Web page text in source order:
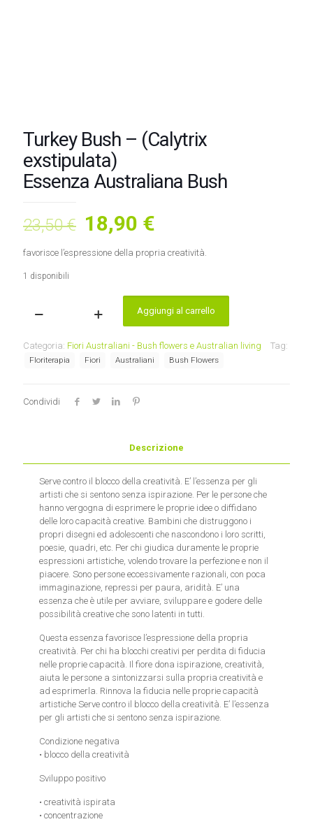
Turkey Bush – (Calytrix
exstipulata)
Essenza Australiana Bush
23,50€ Il
prezzo
originale
23,50 €.
18,90 €
prezzo
18,90 €.
favorisce l’espressione della propria creatività.
1 disponibili
Turkey
-
(Calytrix
Australiana
Aggiungi al carrello
Categoria: Fiori Australiani - Bush flowers e Australian living Tag:
Floriterapia Fiori Australiani Bush Flowers
Condividi
Descrizione
Serve contro il blocco della creatività. E’ l’essenza per gli
artisti che si sentono senza ispirazione. Per le persone che
hanno vergogna di esprimere le proprie idee o diffidano
delle loro capacità creative. Bambini che distruggono i
propri disegni ed adolescenti che nascondono i loro scritti,
poesie, quadri, etc. Per chi giudica duramente le proprie
espressioni artistiche, volendo trovare la perfezione e non il
piacere. Sono persone eccessivamente razionali, con poca
immaginazione, repressi per paura, aridità. E’ una
essenza che è utile per avviare, sviluppare e godere delle
possibilità creative che sono latenti in tutti.
Questa essenza favorisce l’espressione della propria
creatività. Per chi ha blocchi creativi per perdita di fiducia
nelle proprie capacità. Il fiore dona ispirazione, creatività,
aiuta le persone a sintonizzarsi sulla propria creatività e
ad esprimerla. Rinnova la fiducia nelle proprie capacità
artistiche Serve contro il blocco della creatività. E’ l’essenza
per gli artisti che si sentono senza ispirazione.
Condizione negativa
• blocco della creatività
Sviluppo positivo
• creatività ispirata
• concentrazione